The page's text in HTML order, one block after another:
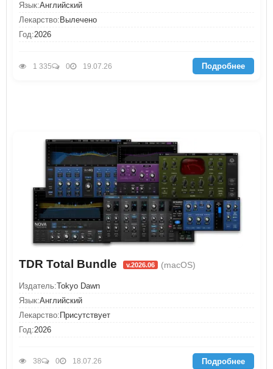
Язык:Английский
Лекарство: Вылечено
Год:2026
1 335 0 19.07.26 Подробнее
TDR Total Bundle v.2026.06 (macOS)
Издатель:Tokyo Dawn
Язык:Английский
Лекарство: Присутствует
Год:2026
38 0 18.07.26 Подробнее